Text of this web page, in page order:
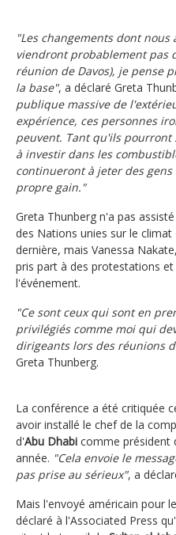
"Les changements dont nous
viendront probablement pas
réunion de Davos), je pense
la base", a déclaré Greta
publique massive de
expérience, ces personnes
peuvent. Tant qu'ils
à investir dans les
continueront à jeter des
propre gain."
Greta Thunberg n'a pas
des Nations unies sur le climat
dernière, mais Vanessa
pris part à des protestations
l'événement.
"Ce sont ceux qui sont en
privilégiés comme moi qui
dirigeants lors des réunions
Greta Thunberg.
La conférence a été critiquée
avoir installé le chef de la
d'Abu Dhabi comme président
année. "Cela envoie le
pas prise au sérieux", a
Mais l'envoyé américain pour
déclaré à l'Associated Press